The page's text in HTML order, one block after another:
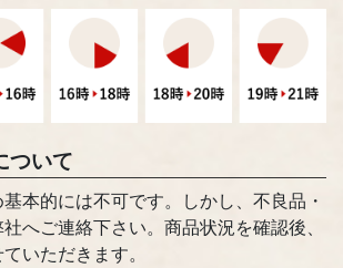
ついて
本的には不可です。しかし、不良品・
へご連絡下さい。商品状況を確認後、
いただきます。